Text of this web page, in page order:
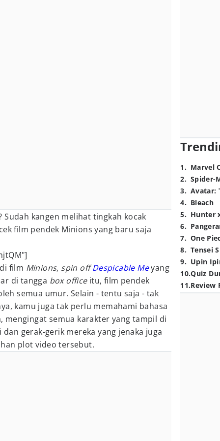
Sudah kangen melihat tingkah kocak
film pendek Minions yang baru saja
film Minions, spin offDespicable Meyang
di tangga box office itu, film pendek
semua umur. Selain - tentu saja - tak
kamu juga tak perlu memahami bahasa
mengingat semua karakter yang tampil di
gerak-gerik mereka yang jenaka juga
plot video tersebut.
1. Marvel
2. Spider-
3. Avatar:
4. Bleach
5. Hunter
6.
7. One
8. Tensei
9. Upin
10.Quiz
11.Review